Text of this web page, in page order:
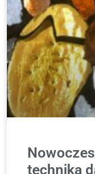
technika